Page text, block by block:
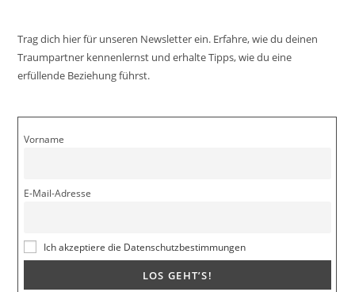
Trag dich hier für unseren Newsletter ein. Erfahre, wie du deinen
Traumpartner kennenlernst und erhalte Tipps, wie du eine
erfüllende Beziehung führst.
Vorname
E-Mail-Adresse
Ich akzeptiere die Datenschutzbestimmungen